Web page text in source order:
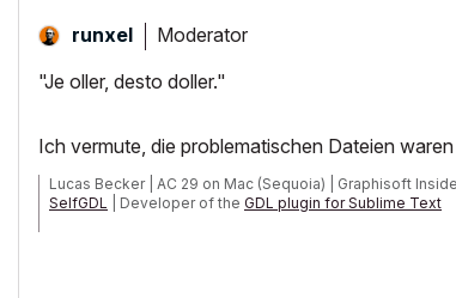
runxel Moderator
"Je oller, desto doller."
Ich vermute, die problematischen Dateien
Lucas Becker | AC 29 on Mac (Sequoia) | Graphisoft
SelfGDL | Developer of the GDL plugin for Sublime Text